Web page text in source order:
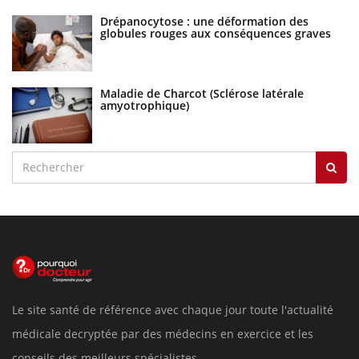
Drépanocytose : une déformation des
globules rouges aux conséquences graves
Maladie de Charcot (Sclérose latérale
amyotrophique)
Le site santé de référence avec chaque jour toute l'actualité
médicale decryptée par des médecins en exercice et les